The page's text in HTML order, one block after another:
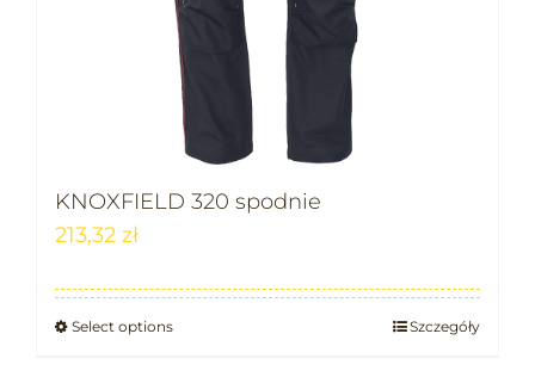
KNOXFIELD 320 spodnie
213,32 zł
Select options Szczegóły